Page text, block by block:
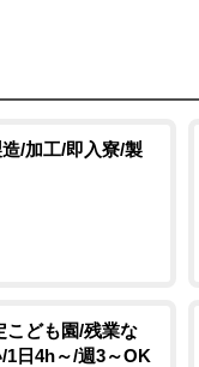
/加工/即入寮/製
こども園/残業な
1日4h～/週3～OK